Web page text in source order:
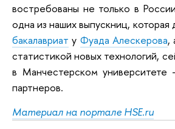
востребованы не только в
одна из наших выпускниц, которая
бакалавриат у Фуада Алескерова,
статистикой новых технологий,
в Манчестерском
партнеров.
Материал на портале HSE.ru